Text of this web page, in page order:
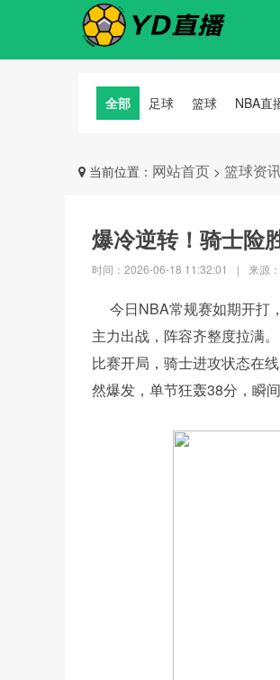
全部 足球 篮球 NBA直
当前位置： 网站首页 > 篮球资
爆冷逆转！骑士险
时间：2026-06-18 11:32:01 | 来源
今日NBA常规赛如期开打
主力出战，阵容齐整度拉满。
比赛开局，骑士进攻状态在
然爆发，单节狂轰38分，瞬